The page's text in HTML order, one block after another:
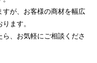
すが、お客様の商材を幅広
ます。
、お気軽にご相談くださ